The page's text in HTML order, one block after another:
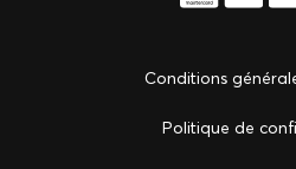
Conditions
Politique de